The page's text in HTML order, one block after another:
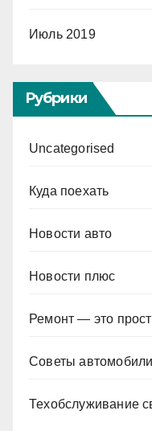
Июль 2019
Рубрики
Uncategorised
Куда поехать
Новости авто
Новости плюс
Ремонт — это
Советы
Техобслуживание